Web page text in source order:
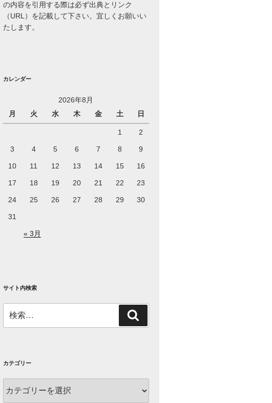
①\\ \log_{10}B=2+2a & \cdots ② \end{cases}
の内容を引用する際は必ず出典とリンク
（URL）を記載して下さい。宜しくお願いい
たします。
カレンダー
2026年8月
月
火 水 木 金 土 日
1 2
3 4 5 6 7 8 9
10 11 12 13 14 15 16
17 18 19 20 21 22 23
24 25 26 27 28 29 30
31
« 3月
サイト内検索
索:
索
カテゴリー
テ